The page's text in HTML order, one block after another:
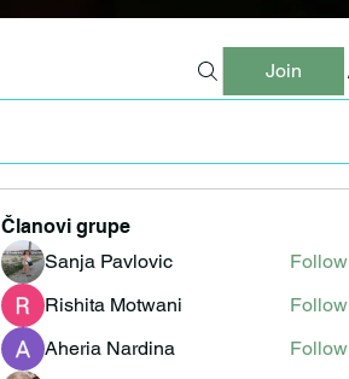
Join
Članovi grupe
Sanja Pavlovic
Follow
Rishita Motwani
Follow
Aheria Nardina
Follow